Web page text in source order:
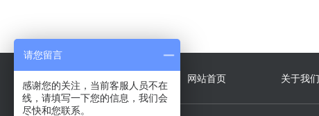
快捷导航 网站首页 关于我们
请您留言
感谢您的关注，当前客服人员不在
线，请填写一下您的信息，我们会
尽快和您联系。